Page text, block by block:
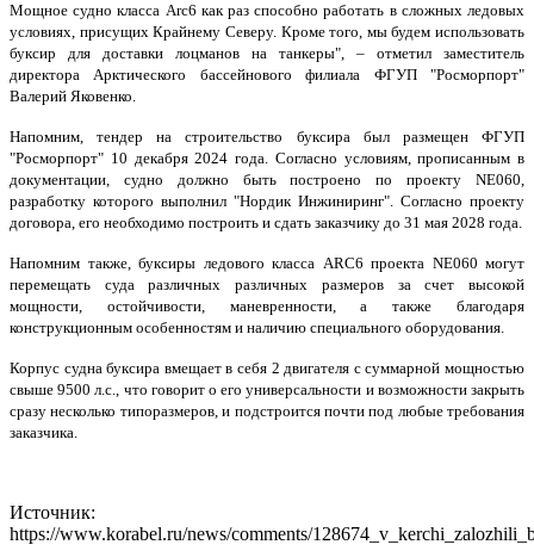
Мощное судно класса Arc6 как раз способно работать в сложных ледовых
условиях, присущих Крайнему Северу. Кроме того, мы будем использовать
буксир для доставки лоцманов на танкеры", – отметил заместитель
директора Арктического бассейнового филиала ФГУП "Росморпорт"
Валерий Яковенко.
Напомним, тендер на строительство буксира был размещен ФГУП
"Росморпорт" 10 декабря 2024 года. Согласно условиям, прописанным в
документации, судно должно быть построено по проекту NE060,
разработку которого выполнил "Нордик Инжиниринг". Согласно проекту
договора, его необходимо построить и сдать заказчику до 31 мая 2028 года.
Напомним также, буксиры ледового класса ARC6 проекта NE060 могут
перемещать суда различных различных размеров за счет высокой
мощности, остойчивости, маневренности, а также благодаря
конструкционным особенностям и наличию специального оборудования.
Корпус судна буксира вмещает в себя 2 двигателя с суммарной мощностью
свыше 9500 л.с., что говорит о его универсальности и возможности закрыть
сразу несколько типоразмеров, и подстроится почти под любые требования
заказчика.
Источник:
https://www.korabel.ru/news/comments/